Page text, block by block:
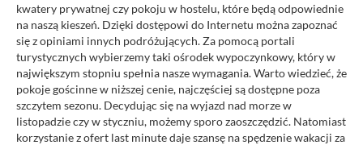
kwatery prywatnej czy pokoju w hostelu, które będą odpowiednie
na naszą kieszeń. Dzięki dostępowi do Internetu można zapoznać
się z opiniami innych podróżujących. Za pomocą portali
turystycznych wybierzemy taki ośrodek wypoczynkowy, który w
największym stopniu spełnia nasze wymagania. Warto wiedzieć, że
pokoje gościnne w niższej cenie, najczęściej są dostępne poza
szczytem sezonu. Decydując się na wyjazd nad morze w
listopadzie czy w styczniu, możemy sporo zaoszczędzić. Natomiast
korzystanie z ofert last minute daje szansę na spędzenie wakacji za